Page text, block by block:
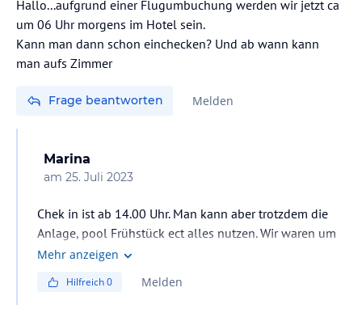
Hallo...aufgrund einer Flugumbuchung werden wir jetzt ca
um 06 Uhr morgens im Hotel sein.
Kann man dann schon einchecken? Und ab wann kann
man aufs Zimmer
Frage beantworten Melden
Marina
am 25. Juli 2023
Chek in ist ab 14.00 Uhr. Man kann aber trotzdem die
Anlage, pool Frühstück ect alles nutzen. Wir waren um
7.00 Uhr morgens um hotel, haben uns im Spacenter
abgestellt und schon kann der Urlaub beginnen. Um
Mehr anzeigen
Hilfreich0 Melden